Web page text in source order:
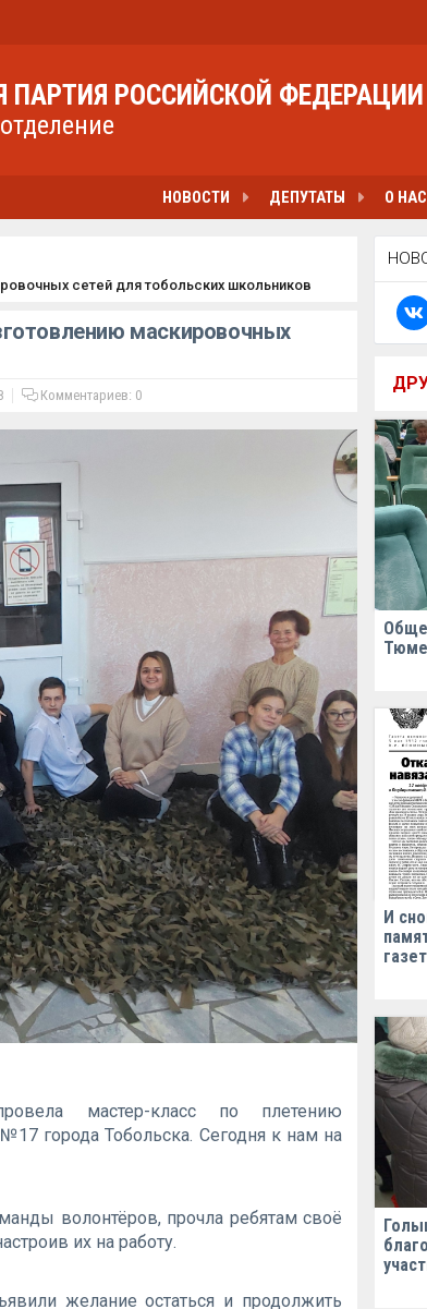
РОССИЙСКОЙ ФЕДЕРАЦИИ
НОВОСТИ ДЕПУТАТЫ О НАС
сетей для тобольских школьников
маскировочных
Комментариев: 0
мастер-класс по плетению
города Тобольска. Сегодня к нам на
волонтёров, прочла ребятам своё
их на работу.
желание остаться и продолжить
И